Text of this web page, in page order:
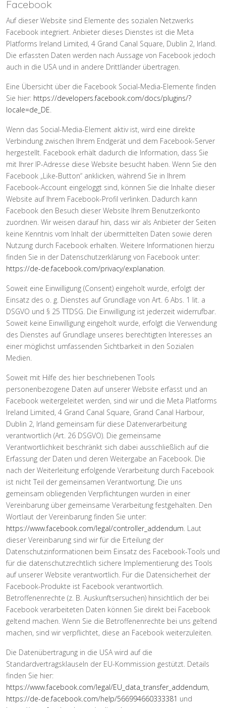
Facebook
Auf dieser Website sind Elemente des sozialen Netzwerks
Facebook integriert. Anbieter dieses Dienstes ist die Meta
Platforms Ireland Limited, 4 Grand Canal Square, Dublin 2, Irland.
Die erfassten Daten werden nach Aussage von Facebook jedoch
auch in die USA und in andere Drittländer übertragen.
Eine Übersicht über die Facebook Social-Media-Elemente finden
Sie hier: https://developers.facebook.com/docs/plugins/?
locale=de_DE.
Wenn das Social-Media-Element aktiv ist, wird eine direkte
Verbindung zwischen Ihrem Endgerät und dem Facebook-Server
hergestellt. Facebook erhält dadurch die Information, dass Sie
mit Ihrer IP-Adresse diese Website besucht haben. Wenn Sie den
Facebook „Like-Button“ anklicken, während Sie in Ihrem
Facebook-Account eingeloggt sind, können Sie die Inhalte dieser
Website auf Ihrem Facebook-Profil verlinken. Dadurch kann
Facebook den Besuch dieser Website Ihrem Benutzerkonto
zuordnen. Wir weisen darauf hin, dass wir als Anbieter der Seiten
keine Kenntnis vom Inhalt der übermittelten Daten sowie deren
Nutzung durch Facebook erhalten. Weitere Informationen hierzu
finden Sie in der Datenschutzerklärung von Facebook unter:
https://de-de.facebook.com/privacy/explanation.
Soweit eine Einwilligung (Consent) eingeholt wurde, erfolgt der
Einsatz des o. g. Dienstes auf Grundlage von Art. 6 Abs. 1 lit. a
DSGVO und § 25 TTDSG. Die Einwilligung ist jederzeit widerrufbar.
Soweit keine Einwilligung eingeholt wurde, erfolgt die Verwendung
des Dienstes auf Grundlage unseres berechtigten Interesses an
einer möglichst umfassenden Sichtbarkeit in den Sozialen
Medien.
Soweit mit Hilfe des hier beschriebenen Tools
personenbezogene Daten auf unserer Website erfasst und an
Facebook weitergeleitet werden, sind wir und die Meta Platforms
Ireland Limited, 4 Grand Canal Square, Grand Canal Harbour,
Dublin 2, Irland gemeinsam für diese Datenverarbeitung
verantwortlich (Art. 26 DSGVO). Die gemeinsame
Verantwortlichkeit beschränkt sich dabei ausschließlich auf die
Erfassung der Daten und deren Weitergabe an Facebook. Die
nach der Weiterleitung erfolgende Verarbeitung durch Facebook
ist nicht Teil der gemeinsamen Verantwortung. Die uns
gemeinsam obliegenden Verpflichtungen wurden in einer
Vereinbarung über gemeinsame Verarbeitung festgehalten. Den
Wortlaut der Vereinbarung finden Sie unter:
https://www.facebook.com/legal/controller_addendum. Laut
dieser Vereinbarung sind wir für die Erteilung der
Datenschutzinformationen beim Einsatz des Facebook-Tools und
für die datenschutzrechtlich sichere Implementierung des Tools
auf unserer Website verantwortlich. Für die Datensicherheit der
Facebook-Produkte ist Facebook verantwortlich.
Betroffenenrechte (z. B. Auskunftsersuchen) hinsichtlich der bei
Facebook verarbeiteten Daten können Sie direkt bei Facebook
geltend machen. Wenn Sie die Betroffenenrechte bei uns geltend
machen, sind wir verpflichtet, diese an Facebook weiterzuleiten.
Die Datenübertragung in die USA wird auf die
Standardvertragsklauseln der EU-Kommission gestützt. Details
finden Sie hier:
https://www.facebook.com/legal/EU_data_transfer_addendum,
https://de-de.facebook.com/help/566994660333381 und